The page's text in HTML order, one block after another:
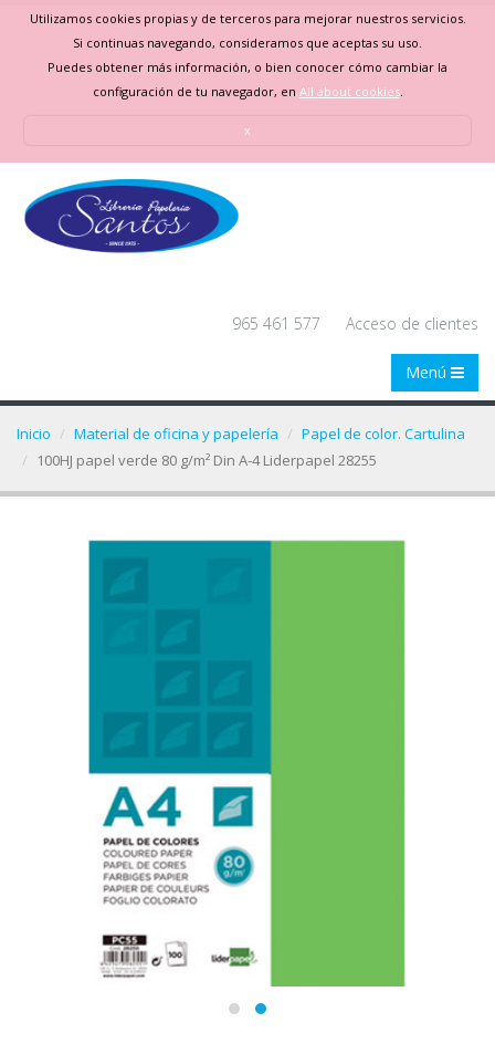
Utilizamos cookies propias y de terceros para mejorar nuestros servicios.
Si continuas navegando, consideramos que aceptas su uso.
Puedes obtener más información, o bien conocer cómo cambiar la
configuración de tu navegador, en All about cookies.
x
965 461 577 Acceso de clientes
Menú
Inicio Material de oficina y papelería
Papel de color. Cartulina
100HJ papel verde 80 g/m² Din A-4 Liderpapel 28255